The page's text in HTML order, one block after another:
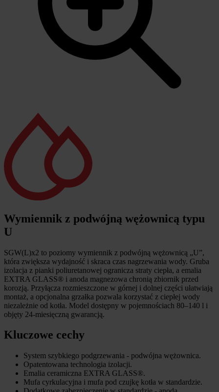
Wymiennik z podwójną wężownicą typu
U
SGW(L)x2 to poziomy wymiennik z podwójną wężownicą „U”,
która zwiększa wydajność i skraca czas nagrzewania wody. Gruba
izolacja z pianki poliuretanowej ogranicza straty ciepła, a emalia
EXTRA GLASS® i anoda magnezowa chronią zbiornik przed
korozją. Przyłącza rozmieszczone w górnej i dolnej części ułatwiają
montaż, a opcjonalna grzałka pozwala korzystać z ciepłej wody
niezależnie od kotła. Model dostępny w pojemnościach 80–140 l i
objęty 24-miesięczną gwarancją.
Kluczowe cechy
System szybkiego podgrzewania - podwójna wężownica.
Opatentowana technologia izolacji.
Emalia ceramiczna EXTRA GLASS®.
Mufa cyrkulacyjna i mufa pod czujkę kotła w standardzie.